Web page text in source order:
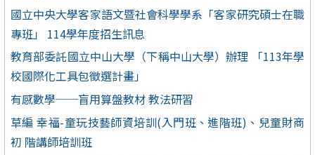
國立中央大學客家語文暨社會科學學系「客家研究碩士在職
專班」 114學年度招生訊息
教育部委託國立中山大學（下稱中山大學）辦理 「113年學
校國際化工具包徵選計畫」
有感數學──盲用算盤教材 教法研習
草編 幸福-童玩技藝師資培訓(入門班、進階班)、兒童財商
初 階講師培訓班